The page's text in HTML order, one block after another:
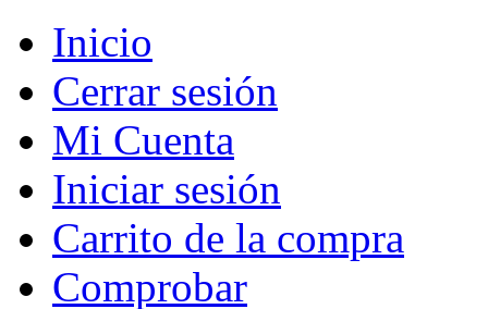
Inicio
Cerrar sesión
Mi Cuenta
Iniciar sesión
Carrito de la compra
Comprobar